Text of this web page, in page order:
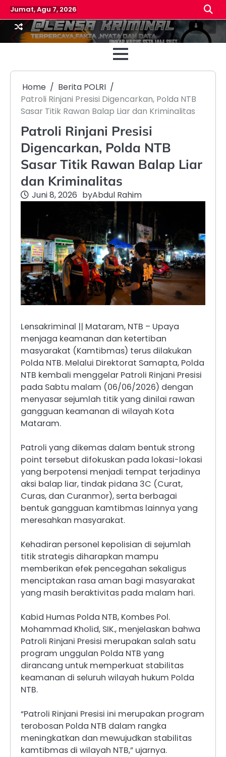
Skip
to
content
Jumat, Agu 7, 2026
Beranda
Home
Berita POLRI
Patroli Rinjani Presisi Digencarkan, Polda NTB
Sasar Titik Rawan Balap Liar dan Kriminalitas
Patroli Rinjani Presisi
Digencarkan, Polda NTB
Sasar Titik Rawan Balap Liar
dan Kriminalitas
Juni 8, 2026 byAbdul Rahim
Lensakriminal || Mataram, NTB – Upaya
menjaga keamanan dan ketertiban
masyarakat (Kamtibmas) terus dilakukan
Polda NTB. Melalui Direktorat Samapta, Polda
NTB kembali menggelar Patroli Rinjani Presisi
pada Sabtu malam (06/06/2026) dengan
menyasar sejumlah titik yang dinilai rawan
gangguan keamanan di wilayah Kota
Mataram.
Patroli yang dikemas dalam bentuk strong
point tersebut difokuskan pada lokasi-lokasi
yang berpotensi menjadi tempat terjadinya
aksi balap liar, tindak pidana 3C (Curat,
Curas, dan Curanmor), serta berbagai
bentuk gangguan kamtibmas lainnya yang
meresahkan masyarakat.
Kehadiran personel kepolisian di sejumlah
titik strategis diharapkan mampu
memberikan efek pencegahan sekaligus
menciptakan rasa aman bagi masyarakat
yang masih beraktivitas pada malam hari.
Kabid Humas Polda NTB, Kombes Pol.
Mohammad Kholid, SIK., menjelaskan bahwa
Patroli Rinjani Presisi merupakan salah satu
program unggulan Polda NTB yang
dirancang untuk memperkuat stabilitas
keamanan di seluruh wilayah hukum Polda
NTB.
“Patroli Rinjani Presisi ini merupakan program
terobosan Polda NTB dalam rangka
meningkatkan dan mewujudkan stabilitas
kamtibmas di wilayah NTB,” ujarnya.